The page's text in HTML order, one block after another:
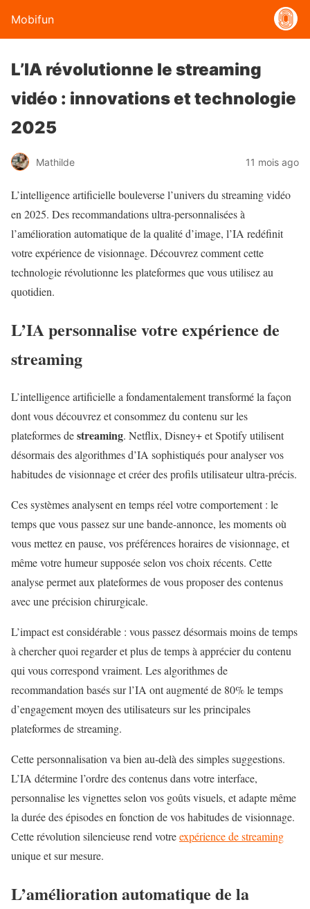
Mobifun
L’IA révolutionne le streaming
vidéo : innovations et technologie
2025
Mathilde 11 mois ago
L’intelligence artificielle bouleverse l’univers du streaming vidéo
en 2025. Des recommandations ultra-personnalisées à
l’amélioration automatique de la qualité d’image, l’IA redéfinit
votre expérience de visionnage. Découvrez comment cette
technologie révolutionne les plateformes que vous utilisez au
quotidien.
L’IA personnalise votre expérience de
streaming
L’intelligence artificielle a fondamentalement transformé la façon
dont vous découvrez et consommez du contenu sur les
plateformes destreaming. Netflix, Disney+ et Spotify utilisent
désormais des algorithmes d’IA sophistiqués pour analyser vos
habitudes de visionnage et créer des profils utilisateur ultra-précis.
Ces systèmes analysent en temps réel votre comportement : le
temps que vous passez sur une bande-annonce, les moments où
vous mettez en pause, vos préférences horaires de visionnage, et
même votre humeur supposée selon vos choix récents. Cette
analyse permet aux plateformes de vous proposer des contenus
avec une précision chirurgicale.
L’impact est considérable : vous passez désormais moins de temps
à chercher quoi regarder et plus de temps à apprécier du contenu
qui vous correspond vraiment. Les algorithmes de
recommandation basés sur l’IA ont augmenté de 80% le temps
d’engagement moyen des utilisateurs sur les principales
plateformes de streaming.
Cette personnalisation va bien au-delà des simples suggestions.
L’IA détermine l’ordre des contenus dans votre interface,
personnalise les vignettes selon vos goûts visuels, et adapte même
la durée des épisodes en fonction de vos habitudes de visionnage.
Cette révolution silencieuse rend votreexpérience de streaming
unique et sur mesure.
L’amélioration automatique de la